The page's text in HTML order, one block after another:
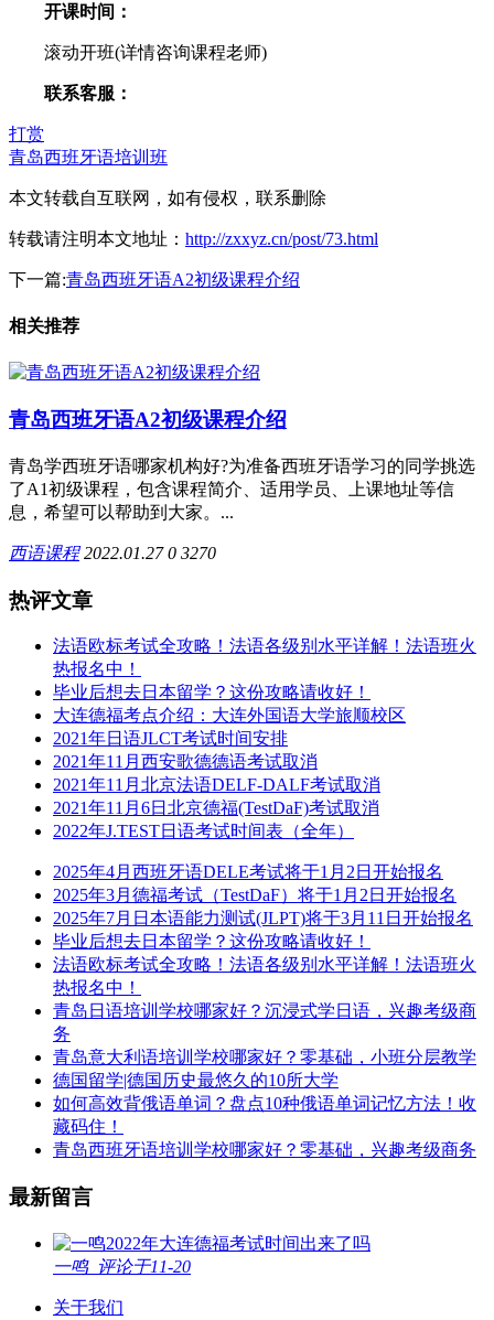
开课时间：
滚动开班(详情咨询课程老师)
联系客服：
打赏
青岛西班牙语培训班
本文转载自互联网，如有侵权，联系删除
转载请注明本文地址： http://zxxyz.cn/post/73.html
下一篇:青岛西班牙语A2初级课程介绍
相关推荐
青岛西班牙语A2初级课程介绍
青岛学西班牙语哪家机构好?为准备西班牙语学习的同学挑选
了A1初级课程，包含课程简介、适用学员、上课地址等信
息，希望可以帮助到大家。...
西语课程 2022.01.27 0 3270
热评文章
法语欧标考试全攻略！法语各级别水平详解！法语班火
热报名中！
毕业后想去日本留学？这份攻略请收好！
大连德福考点介绍：大连外国语大学旅顺校区
2021年日语JLCT考试时间安排
2021年11月西安歌德德语考试取消
2021年11月北京法语DELF-DALF考试取消
2021年11月6日北京德福(TestDaF)考试取消
2022年J.TEST日语考试时间表（全年）
2025年4月西班牙语DELE考试将于1月2日开始报名
2025年3月德福考试（TestDaF）将于1月2日开始报名
2025年7月日本语能力测试(JLPT)将于3月11日开始报名
毕业后想去日本留学？这份攻略请收好！
法语欧标考试全攻略！法语各级别水平详解！法语班火
热报名中！
青岛日语培训学校哪家好？沉浸式学日语，兴趣考级商
务
青岛意大利语培训学校哪家好？零基础，小班分层教学
德国留学|德国历史最悠久的10所大学
如何高效背俄语单词？盘点10种俄语单词记忆方法！收
藏码住！
青岛西班牙语培训学校哪家好？零基础，兴趣考级商务
最新留言
2022年大连德福考试时间出来了吗
一鸣 评论于11-20
关于我们